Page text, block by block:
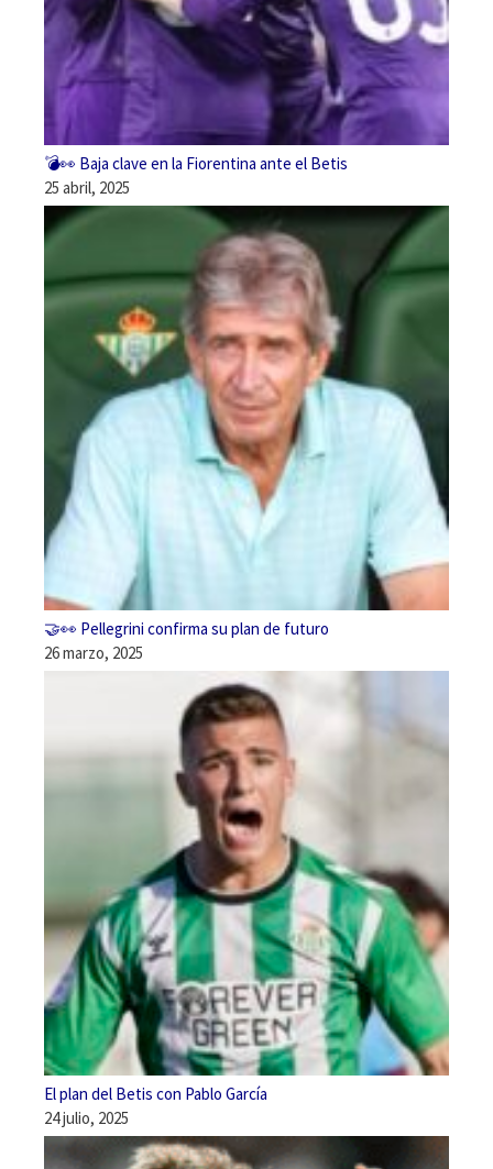
💣👀 Baja clave en la Fiorentina ante el Betis
25 abril, 2025
🤝👀 Pellegrini confirma su plan de futuro
26 marzo, 2025
El plan del Betis con Pablo García
24 julio, 2025